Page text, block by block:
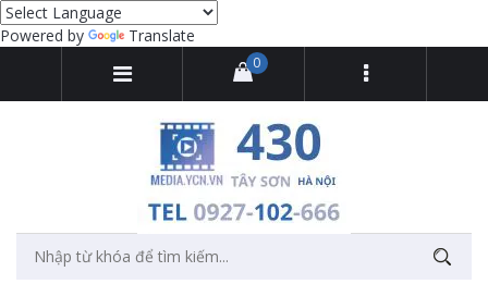
Powered by Translate
0